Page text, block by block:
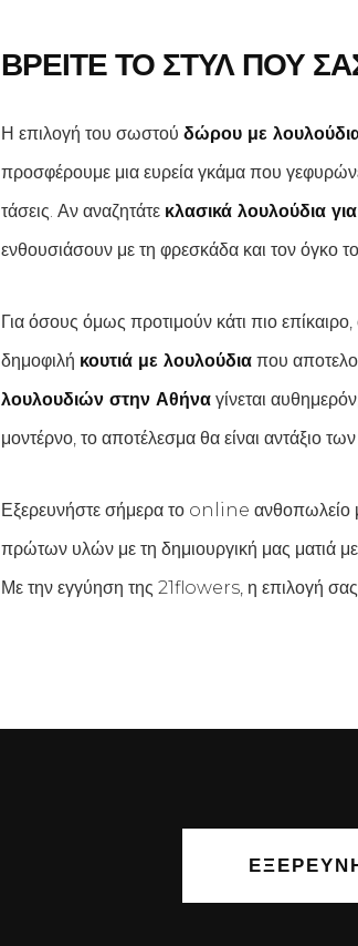
ΒΡΕΙΤΕ ΤΟ ΣΤΥΛ ΠΟΥ
Η επιλογή του σωστού δώρου με
προσφέρουμε μια ευρεία γκάμα που
τάσεις. Αν αναζητάτε κλασικά λουλούδια
ενθουσιάσουν με τη φρεσκάδα και τον όγκο
Για όσους όμως προτιμούν κάτι πιο επίκαιρο,
δημοφιλή κουτιά με λουλούδιαπου
λουλουδιών στην Αθήναγίνεται αυθημερόν,
μοντέρνο, το αποτέλεσμα θα είναι αντάξιο
Εξερευνήστε σήμερα το online
πρώτων υλών με τη δημιουργική μας ματιά
Με την εγγύηση της 21flowers, η επιλογή